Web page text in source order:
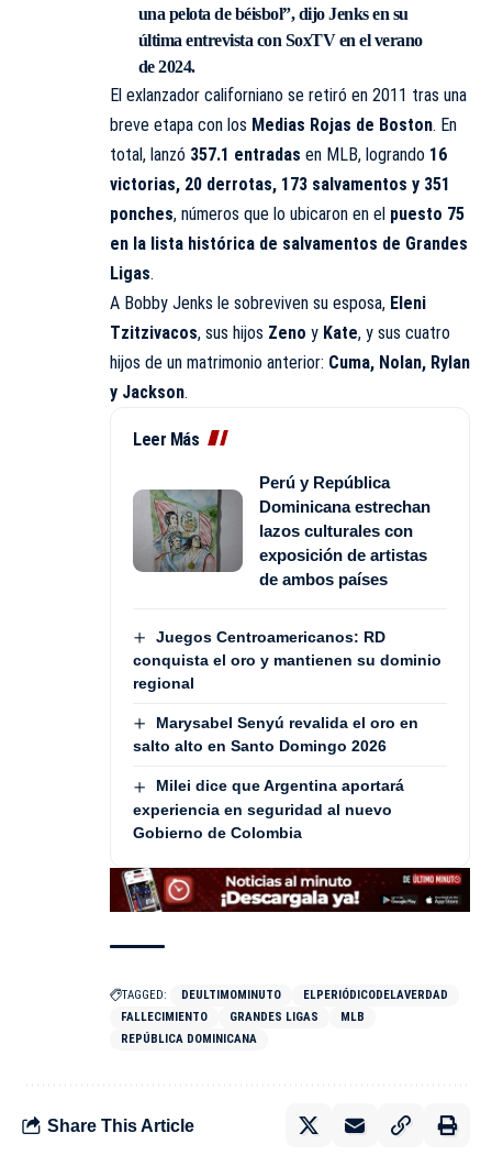
una pelota de béisbol”, dijo Jenks en su
última entrevista con SoxTV en el verano
de 2024.
El exlanzador californiano se retiró en 2011 tras una
breve etapa con los Medias Rojas de Boston. En
total, lanzó 357.1 entradas en MLB, logrando 16
victorias, 20 derrotas, 173 salvamentos y 351
ponches, números que lo ubicaron en el puesto 75
en la lista histórica de salvamentos de Grandes
Ligas.
A Bobby Jenks le sobreviven su esposa, Eleni
Tzitzivacos, sus hijos Zeno y Kate, y sus cuatro
hijos de un matrimonio anterior: Cuma, Nolan, Rylan
y Jackson.
Leer Más
Perú y República
Dominicana estrechan
lazos culturales con
exposición de artistas
de ambos países
Juegos Centroamericanos: RD
conquista el oro y mantienen su dominio
regional
Marysabel Senyú revalida el oro en
salto alto en Santo Domingo 2026
Milei dice que Argentina aportará
experiencia en seguridad al nuevo
Gobierno de Colombia
TAGGED: DEULTIMOMINUTO
ELPERIÓDICODELAVERDAD
FALLECIMIENTO
GRANDES LIGAS
MLB
REPÚBLICA DOMINICANA
Share This Article